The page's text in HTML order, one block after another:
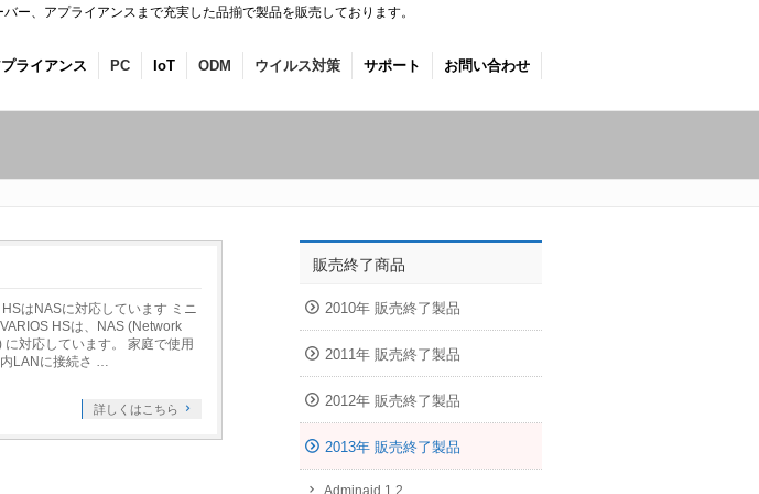
ー、アプライアンスまで充実した品揃で製品を販売しております。
ライアンス PC IoT ODM ウイルス対策 サポート お問い合わせ
はNASに対応しています ミニ
HSは、NAS (Network
対応しています。 家庭で使用
LANに接続さ …
詳しくはこちら
販売終了商品
2010年 販売終了製品
2011年 販売終了製品
2012年 販売終了製品
2013年 販売終了製品
Adminaid 1.2